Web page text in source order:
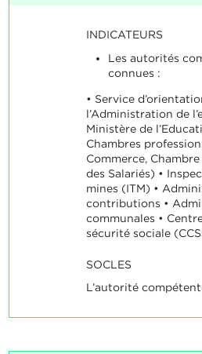
INDICATEURS
Les autorités
connues :
• Service
l’Administration de
Ministère de
Chambres
Commerce,
des Salariés) •
mines (ITM) •
contributions •
communales •
sécurité sociale
SOCLES
L’autorité